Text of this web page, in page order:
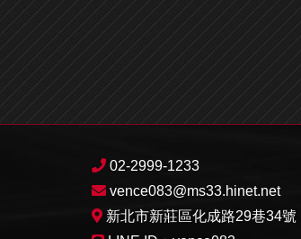
02-2999-1233
vence083@ms33.hinet.net
新北市新莊區化成路29巷34號